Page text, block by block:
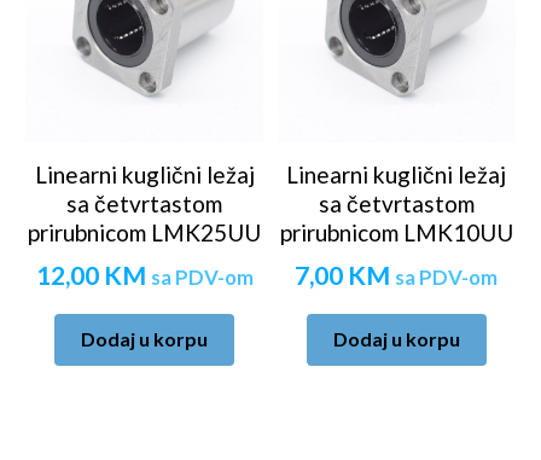
Linearni kuglični ležaj
sa četvrtastom
prirubnicom LMK25UU
12,00 KM sa PDV-om
Dodaj u korpu
Linearni kuglični ležaj
sa četvrtastom
prirubnicom LMK10UU
7,00 KM sa PDV-om
Dodaj u korpu